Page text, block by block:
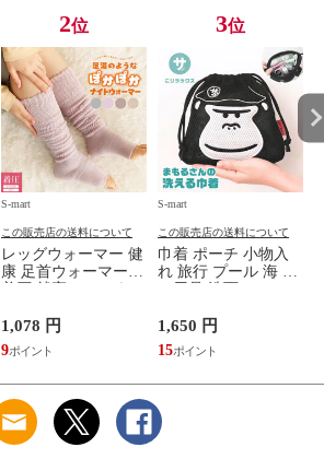
TOPAZ 1410
2位
S-mart
この販売店の送料について
レッグウォーマー 健
康 足首ウォーマー
ふんわり 足湯のよう
なぽかぽかナイトウ
ォーマー inf-26
1,078 円
9
3位
S-mart
この販売店の送料について
巾着 ポーチ 小物入
れ 旅行 プール 海 バ
サウナ ごリラックス
まもるさんの洗える
巾着 ブラック 黒
1,650 円
15